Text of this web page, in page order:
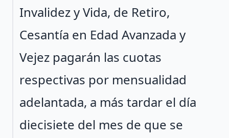
Invalidez y Vida, de Retiro,
Cesantía en Edad Avanzada y
Vejez pagarán las cuotas
respectivas por mensualidad
adelantada, a más tardar el día
diecisiete del mes de que se